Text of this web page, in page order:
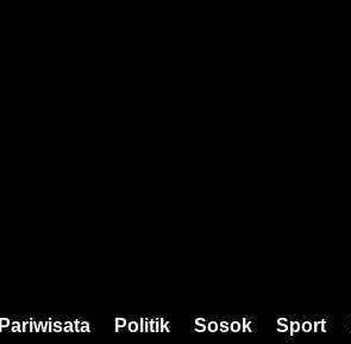
Pariwisata Politik Sosok Sport